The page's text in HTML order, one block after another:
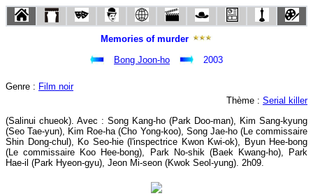
Memories of murder
Bong Joon-ho
2003
Genre : Film noir
Thème : Serial killer
(Salinui chueok). Avec : Song Kang-ho (Park Doo-man), Kim Sang-kyung
(Seo Tae-yun), Kim Roe-ha (Cho Yong-koo), Song Jae-ho (Le commissaire
Shin Dong-chul), Ko Seo-hie (l'inspectrice Kwon Kwi-ok), Byun Hee-bong
(Le commissaire Koo Hee-bong), Park No-shik (Baek Kwang-ho), Park
Hae-il (Park Hyeon-gyu), Jeon Mi-seon (Kwok Seol-yung). 2h09.